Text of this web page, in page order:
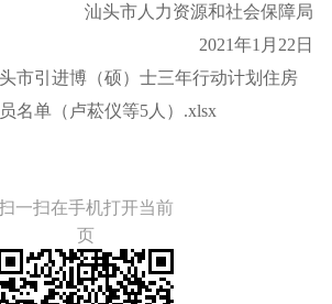
汕头市人力资源和社会保障局
2021年1月22日
市引进博（硕）士三年行动计划住房
名单（卢菘仪等5人）.xlsx
一扫在手机打开当前
页